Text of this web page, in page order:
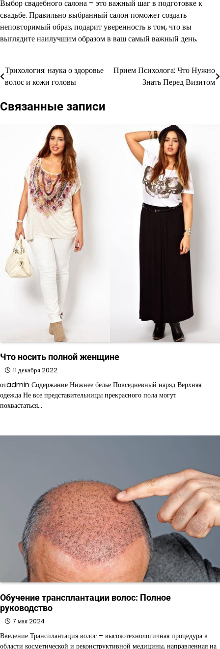
Выбор свадебного салона – это важный шаг в подготовке к
свадьбе. Правильно выбранный салон поможет создать
неповторимый образ, подарит уверенность в том, что вы
выглядите наилучшим образом в ваш самый важный день.
Навигация
записям
Трихология: наука о здоровье
волос и кожи головы
Прием Психолога: Что Нужно
Знать Перед Визитом
Связанные записи
Что носить полной женщине
11 декабря 2022
отadmin Содержание Нижнее белье Повседневный наряд Верхняя
одежда Не все представительницы прекрасного пола могут
похвастаться…
Обучение трансплантации волос: Полное
руководство
7 мая 2024
Введение Трансплантация волос – высокотехнологичная процедура в
области косметической и реконструктивной медицины, направленная на